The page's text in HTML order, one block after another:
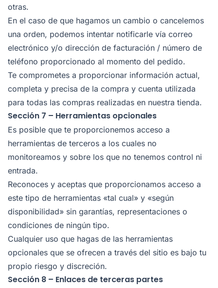
otras.
En el caso de que hagamos un cambio o cancelemos
una orden, podemos intentar notificarle vía correo
electrónico y/o dirección de facturación / número de
teléfono proporcionado al momento del pedido.
Te comprometes a proporcionar información actual,
completa y precisa de la compra y cuenta utilizada
para todas las compras realizadas en nuestra tienda.
Sección 7 – Herramientas opcionales
Es posible que te proporcionemos acceso a
herramientas de terceros a los cuales no
monitoreamos y sobre los que no tenemos control ni
entrada.
Reconoces y aceptas que proporcionamos acceso a
este tipo de herramientas «tal cual» y «según
disponibilidad» sin garantías, representaciones o
condiciones de ningún tipo.
Cualquier uso que hagas de las herramientas
opcionales que se ofrecen a través del sitio es bajo tu
propio riesgo y discreción.
Sección 8 – Enlaces de terceras partes